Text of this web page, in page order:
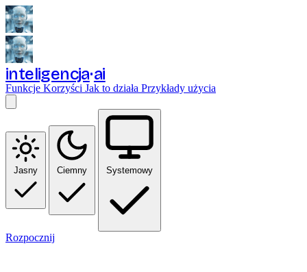
inteligencja ai
Funkcje Korzyści Jak to działa Przykłady użycia
Jasny Ciemny Systemowy
Rozpocznij